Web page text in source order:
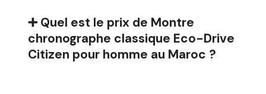
➕ Quel est le prix de Montre
chronographe classique Eco-Drive
Citizen pour homme au Maroc ?